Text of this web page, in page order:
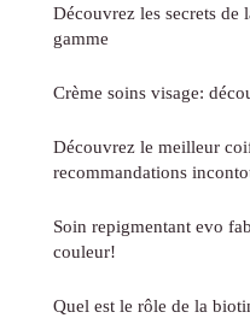
Découvrez les secrets de
gamme
Crème soins visage:
Découvrez le meilleur
recommandations
Soin repigmentant evo
couleur!
Quel est le rôle de la